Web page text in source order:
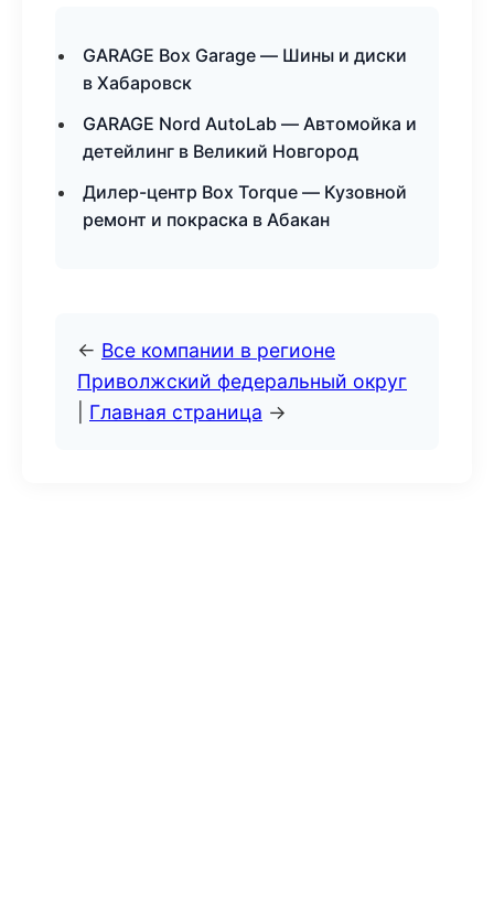
GARAGE Box Garage — Шины и диски
в Хабаровск
GARAGE Nord AutoLab — Автомойка и
детейлинг в Великий Новгород
Дилер-центр Box Torque — Кузовной
ремонт и покраска в Абакан
← Все компании в регионе
Приволжский федеральный округ
Главная страница →